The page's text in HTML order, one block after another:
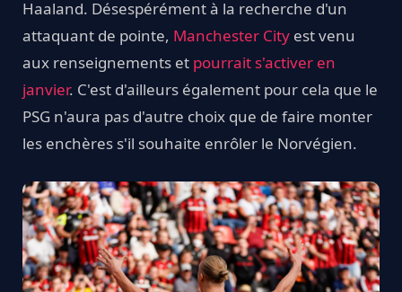
Haaland. Désespérément à la recherche d'un
attaquant de pointe, Manchester City est venu
aux renseignements et pourrait s'activer en
janvier. C'est d'ailleurs également pour cela que le
PSG n'aura pas d'autre choix que de faire monter
les enchères s'il souhaite enrôler le Norvégien.